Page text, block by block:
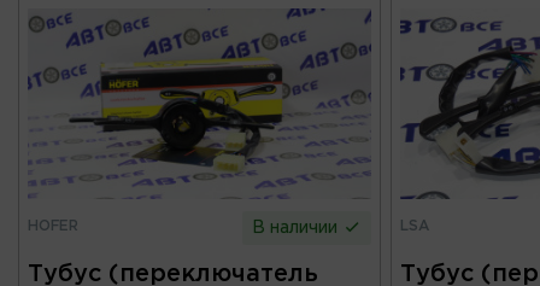
HOFER В наличии
Тубус (переключатель
LSA
Тубус